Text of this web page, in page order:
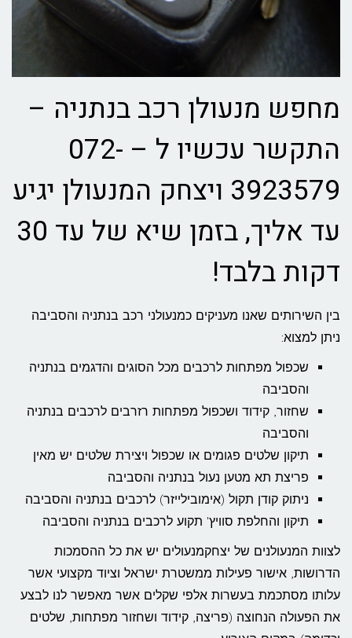
מחפש מנעולן רכב בנתניה –
התקשר עכשיו ל – 072-
3923579 ויצחק המנעולן יגיע
עד אליך, בזמן שיא של עד 30
דקות בלבד!
בין השירותים שאנו מעניקים כמנעולני רכב בנתניה והסביבה
ניתן למצוא:
שכפול מפתחות לרכבים מכל הסוגים והדגמים בנתניה
והסביבה
שחזור, קידוד ושכפול מפתחות רזרבים לרכבים בנתניה
והסביבה
תיקון שלטים פגומים או שכפול ויצירת שלטים יש מאין
פריצת תא מטען נעול בנתניה והסביבה
ניתוק קודן תקול (אימובילייזר) לרכבים בנתניה והסביבה
תיקון והחלפת סוויץ' תקוע לרכבים בנתניה והסביבה
לצוות המנעולנים של יצחקמנעולים יש את כל ההסמכות
הדרושות, אישור פעילות ממשטרת ישראל וציוד מקצועי אשר
עלותו מסתכמת בעשרות אלפי שקלים אשר מאפשר לנו לבצע
את הפעולה הנחוצה (פריצה, קידוד ושחזור מפתחות, שלטים